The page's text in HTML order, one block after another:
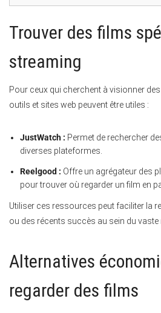
Trouver des films
streaming
Pour ceux qui cherchent à visionner
outils et sites web peuvent être utiles :
JustWatch : Permet de rechercher
diverses plateformes.
Reelgood : Offre un agrégateur des
pour trouver où regarder un film en
Utiliser ces ressources peut faciliter la
ou des récents succès au sein du vaste
Alternatives
regarder des films